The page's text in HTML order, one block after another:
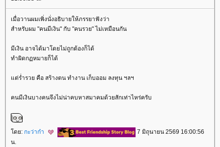
เมื่อวานผมเพิ่งนั่งอธิบายให้ภรรยาฟังว่า
สำหรับผม "คนมีเงิน" กับ "คนรวย" ไม่เหมือนกัน
มีเงิน อาจได้มาโดยไม่ถูกต้องก็ได้
ทำผิดกฏหมายก็ได้
ต่ร่ำรวย คือ สร้างตน ทำงาน เก็บออม ลงทุน ฯลฯ
คนมีเงินบางคนจึงไม่น่าคบหาสมาคมด้วยสักเท่าไหร่ครับ
ดย: กะว่าก๋า
7 มิถุนายน 2569 16:00:56
น.